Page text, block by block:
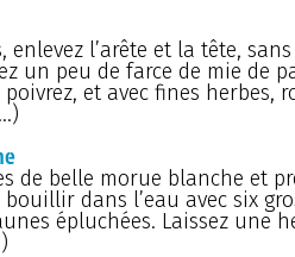
enlevez l’arête et la tête,
un peu de farce de mie de
et avec fines herbes,
de belle morue blanche et
dans l’eau avec six
épluchées. Laissez une